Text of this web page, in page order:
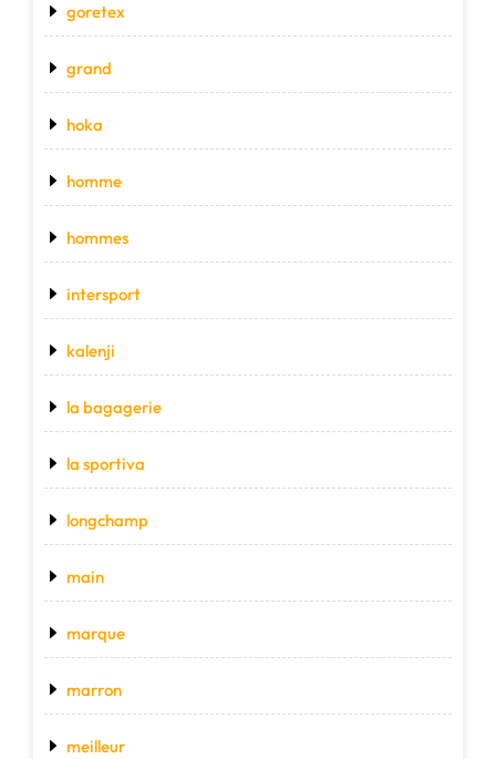
goretex
grand
hoka
homme
hommes
intersport
kalenji
la bagagerie
la sportiva
longchamp
main
marque
marron
meilleur